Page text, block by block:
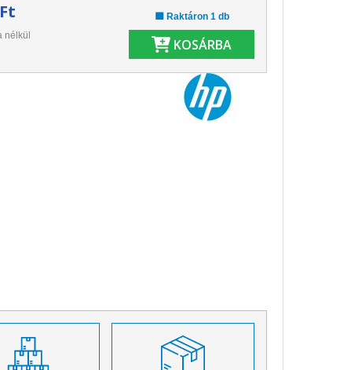
nélkül
🟩 Raktáron 1 db
KOSÁRBA